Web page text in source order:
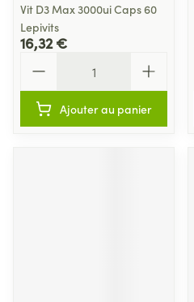
Vit D3 Max 3000ui Caps 60
Lepivits
16,32 €
Ajouter au panier